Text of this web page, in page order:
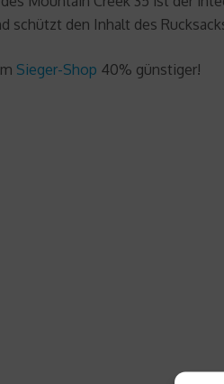
schützt den Inhalt des
Sieger-Shop 40% günstiger!